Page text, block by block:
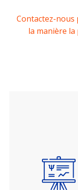
Contactez-nous
la manière la
compétence de
équipes avec
formations